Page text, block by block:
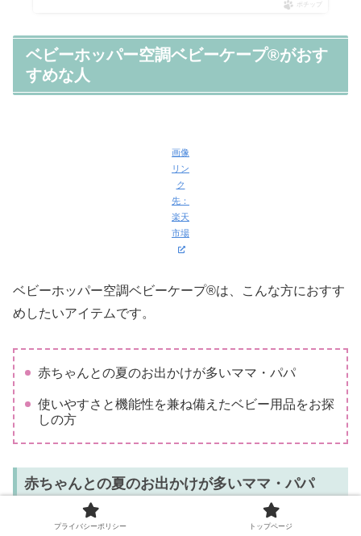
ポチップ
ベビーホッパー空調ベビーケープ®がおす
すめな人
画像
リン
ク
先：
楽天
市場
ベビーホッパー空調ベビーケープ®は、こんな方におすす
めしたいアイテムです。
赤ちゃんとの夏のお出かけが多いママ・パパ
使いやすさと機能性を兼ね備えたベビー用品をお探
しの方
赤ちゃんとの夏のお出かけが多いママ・パパ
プライバシーポリシー トップページ